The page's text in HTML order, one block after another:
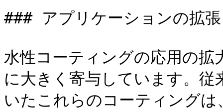
### アプリケーションの拡張
水性コーティングの応用の拡
に大きく寄与しています。
いたこれらのコーティングは